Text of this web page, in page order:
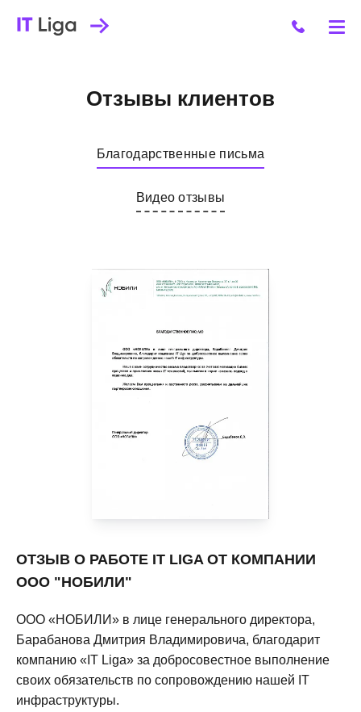
Отзывы клиентов
Благодарственные письма
Видео отзывы
ОТЗЫВ О РАБОТЕ IT LIGA ОТ КОМПАНИИ
ООО "НОБИЛИ"
ООО «НОБИЛИ» в лице генерального директора,
Барабанова Дмитрия Владимировича, благодарит
компанию «IT Liga» за добросовестное выполнение
своих обязательств по сопровождению нашей IT
инфраструктуры.